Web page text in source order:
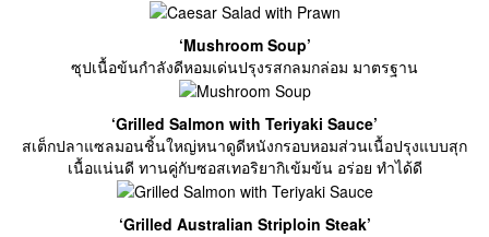
‘Mushroom Soup’
ซุปเนื้อข้นกำลังดีหอมเด่นปรุงรสกลมกล่อม มาตรฐาน
‘Grilled Salmon with Teriyaki Sauce’
สเต็กปลาแซลมอนชิ้นใหญ่หนาดูดีหนังกรอบหอมส่วนเนื้อปรุงแบบสุก
เนื้อแน่นดี ทานคู่กับซอสเทอริยากิเข้มข้น อร่อย ทำได้ดี
‘Grilled Australian Striploin Steak’